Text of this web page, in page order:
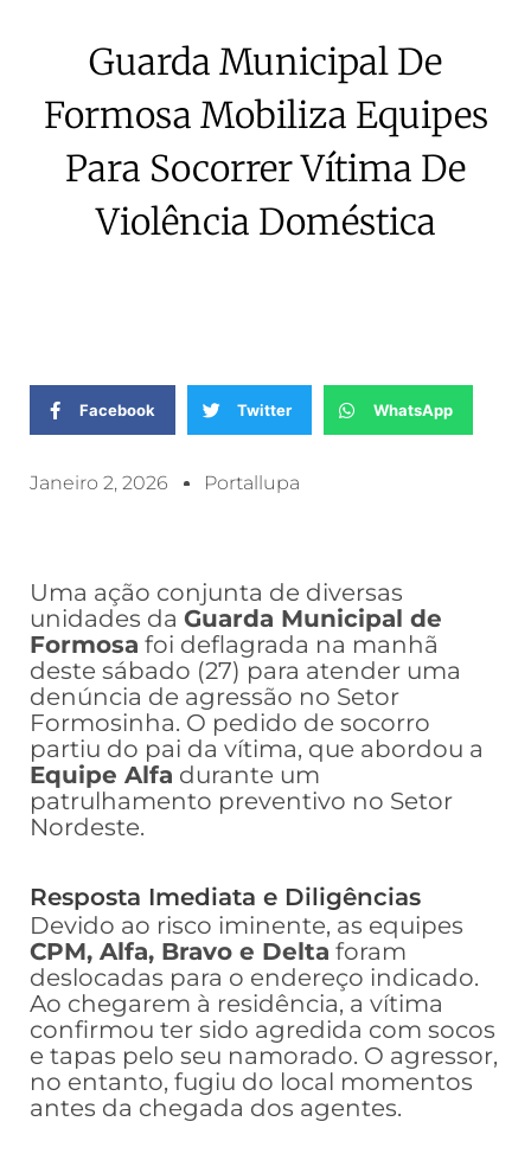
Guarda Municipal De
Formosa Mobiliza Equipes
Para Socorrer Vítima De
Violência Doméstica
Facebook Twitter WhatsApp
Janeiro 2, 2026 Portallupa
Uma ação conjunta de diversas
unidades da Guarda Municipal de
Formosa foi deflagrada na manhã
deste sábado (27) para atender uma
denúncia de agressão no Setor
Formosinha. O pedido de socorro
partiu do pai da vítima, que abordou a
Equipe Alfa durante um
patrulhamento preventivo no Setor
Nordeste.
Resposta Imediata e Diligências
Devido ao risco iminente, as equipes
CPM, Alfa, Bravo e Delta foram
deslocadas para o endereço indicado.
Ao chegarem à residência, a vítima
confirmou ter sido agredida com socos
e tapas pelo seu namorado. O agressor,
no entanto, fugiu do local momentos
antes da chegada dos agentes.